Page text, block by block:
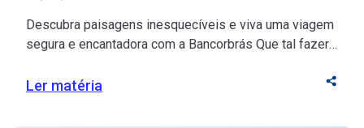
Descubra paisagens inesquecíveis e viva uma viagem
segura e encantadora com a Bancorbrás Que tal fazer
Irlanda com tranquilidade e inspiração? Se você está
Ler matéria